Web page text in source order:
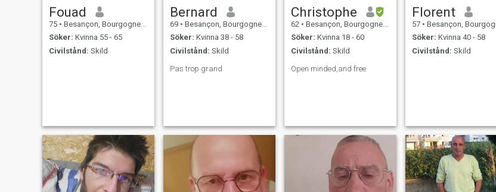
Fouad
75 • Besançon, Bourgogne-Franche-Comté, Frankrike
Söker: Kvinna 55 - 65
Civilstånd: Skild
Bernard
69 • Besançon, Bourgogne-Franche-Comté, Frankrike
Söker: Kvinna 38 - 58
Civilstånd: Skild
Pas trop grand
Christophe
62 • Besançon, Bourgogne-Franche-Comté, Frankrike
Söker: Kvinna 18 - 60
Civilstånd: Skild
Open minded,and free
Florent
57 • Besançon, Bourgogne-Franche-Comté,
Söker: Kvinna 40 - 58
Civilstånd: Skild